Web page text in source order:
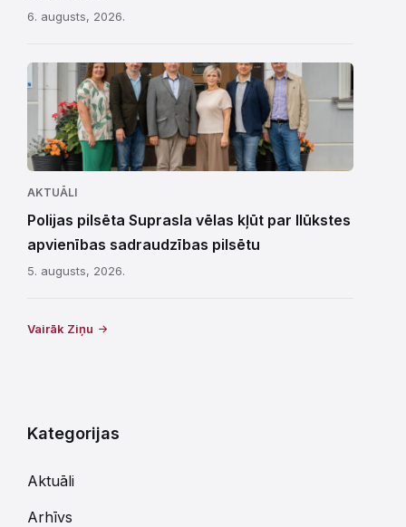
6. augusts, 2026.
AKTUĀLI
Polijas pilsēta Suprasla vēlas kļūt par Ilūkstes
apvienības sadraudzības pilsētu
5. augusts, 2026.
Vairāk Ziņu
Kategorijas
Aktuāli
Arhīvs